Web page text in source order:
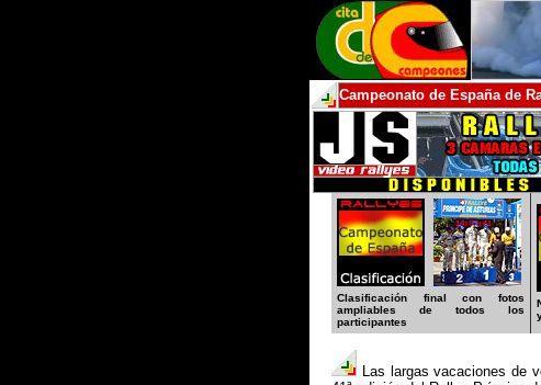
Campeonato de España de
Clasificación final con fotos
ampliables de todos los
participantes
Las largas vacaciones de